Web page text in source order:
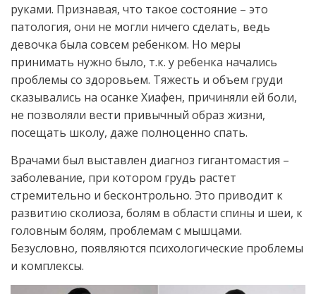
руками. Признавая, что такое состояние – это
патология, они не могли ничего сделать, ведь
девочка была совсем ребенком. Но меры
принимать нужно было, т.к. у ребенка начались
проблемы со здоровьем. Тяжесть и объем груди
сказывались на осанке Хиафен, причиняли ей боли,
не позволяли вести привычный образ жизни,
посещать школу, даже полноценно спать.
Врачами был выставлен диагноз гигантомастия –
заболевание, при котором грудь растет
стремительно и бесконтрольно. Это приводит к
развитию сколиоза, болям в области спины и шеи, к
головным болям, проблемам с мышцами.
Безусловно, появляются психологические проблемы
и комплексы.